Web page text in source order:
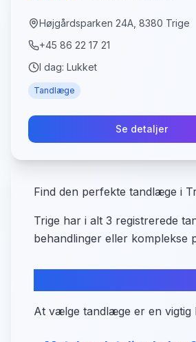
Højgårdsparken 24A, 8380 Trige
+45 86 22 17 21
I dag: Lukket
Tandlæge
Se detaljer
Find den perfekte tandlæge i
Trige har i alt 3 registrerede
behandlinger eller komplekse
At vælge tandlæge er en vigtig